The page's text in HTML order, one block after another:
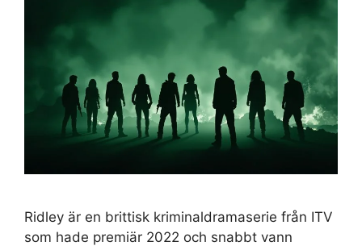
Ridley är en brittisk kriminaldramaserie från ITV
som hade premiär 2022 och snabbt vann